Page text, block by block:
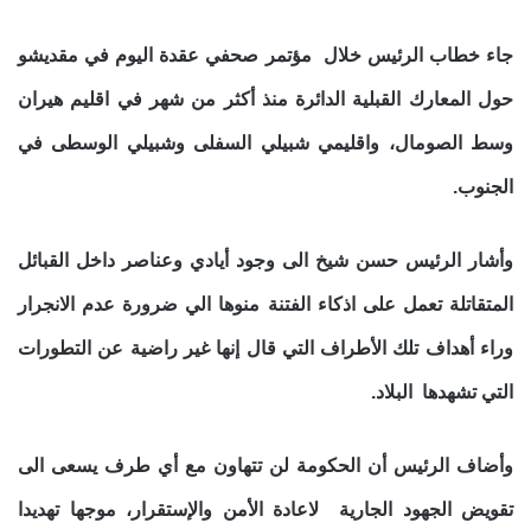
جاء خطاب الرئيس خلال مؤتمر صحفي عقدة اليوم في مقديشو
حول المعارك القبلية الدائرة منذ أكثر من شهر في اقليم هيران
وسط الصومال، واقليمي شبيلي السفلى وشبيلي الوسطى في
الجنوب.
وأشار الرئيس حسن شيخ الى وجود أيادي وعناصر داخل القبائل
المتقاتلة تعمل على اذكاء الفتنة منوها الي ضرورة عدم الانجرار
وراء أهداف تلك الأطراف التي قال إنها غير راضية عن التطورات
التي تشهدها البلاد.
وأضاف الرئيس أن الحكومة لن تتهاون مع أي طرف يسعى الى
تقويض الجهود الجارية لاعادة الأمن والإستقرار، موجها تهديدا